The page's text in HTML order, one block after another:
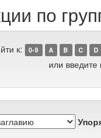
по
к: 0-9 A B C D
или введите